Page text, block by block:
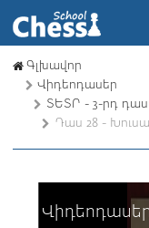
Գլխավոր
Վիդեոդասեր
ՏԵՏՐ - 3-րդ
Դաս 28 -